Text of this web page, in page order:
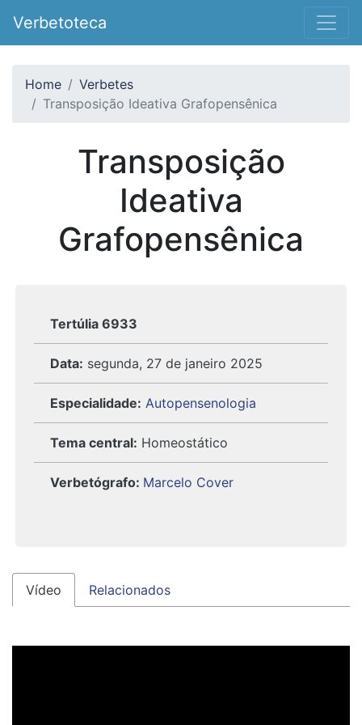
Verbetoteca
Home
Verbetes
Transposição Ideativa Grafopensênica
Transposição
Ideativa
Grafopensênica
Tertúlia 6933
Data: segunda, 27 de janeiro 2025
Especialidade: Autopensenologia
Tema central: Homeostático
Verbetógrafo: Marcelo Cover
Vídeo Relacionados